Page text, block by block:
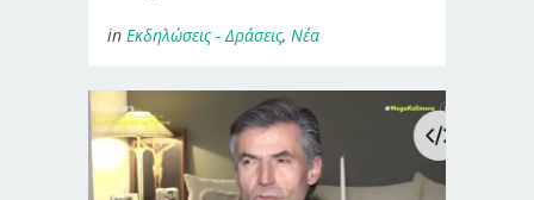
in Εκδηλώσεις - Δράσεις, Νέα